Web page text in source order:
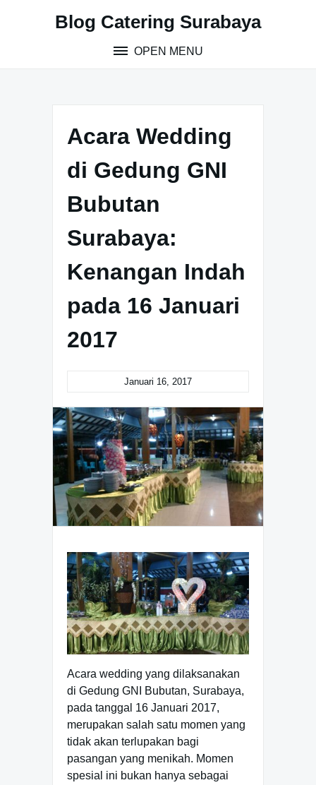
Blog Catering Surabaya
OPEN MENU
Acara Wedding
di Gedung GNI
Bubutan
Surabaya:
Kenangan Indah
pada 16 Januari
2017
Januari 16, 2017
Acara wedding yang dilaksanakan
di Gedung GNI Bubutan, Surabaya,
pada tanggal 16 Januari 2017,
merupakan salah satu momen yang
tidak akan terlupakan bagi
pasangan yang menikah. Momen
spesial ini bukan hanya sebagai